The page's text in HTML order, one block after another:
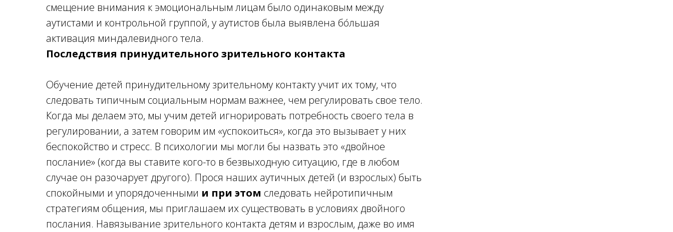
смещение внимания к эмоциональным лицам было одинаковым между
аутистами и контрольной группой, у аутистов была выявлена бóльшая
активация миндалевидного тела.
Последствия принудительного зрительного контакта
Обучение детей принудительному зрительному контакту учит их тому, что
следовать типичным социальным нормам важнее, чем регулировать свое тело.
Когда мы делаем это, мы учим детей игнорировать потребность своего тела в
регулировании, а затем говорим им «успокоиться», когда это вызывает у них
беспокойство и стресс. В психологии мы могли бы назвать это «двойное
послание» (когда вы ставите кого-то в безвыходную ситуацию, где в любом
случае он разочарует другого). Прося наших аутичных детей (и взрослых) быть
спокойными и упорядоченными и при этом следовать нейротипичным
стратегиям общения, мы приглашаем их существовать в условиях двойного
послания. Навязывание зрительного контакта детям и взрослым, даже во имя